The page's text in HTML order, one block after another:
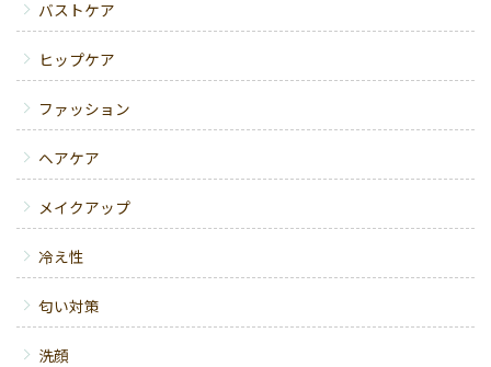
バストケア
ヒップケア
ファッション
ヘアケア
メイクアップ
冷え性
匂い対策
洗顔